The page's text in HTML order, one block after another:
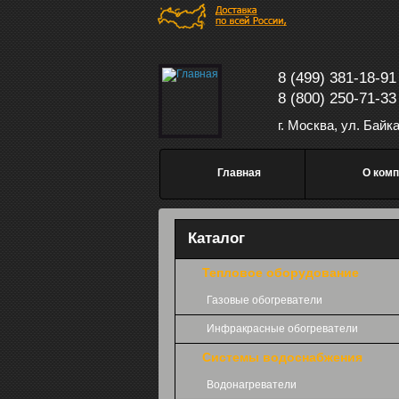
Перейти к основному содержанию
8 (499) 381-18-91
8 (800) 250-71-33
г. Москва, ул.
Главная О
Каталог
Тепловое оборудование
Газовые обогреватели
Инфракрасные обогреватели
Системы водоснабжения
Водонагреватели